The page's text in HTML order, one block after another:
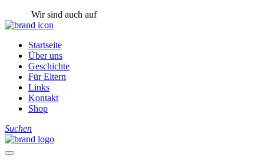
Wir sind auch auf
Startseite
Über uns
Geschichte
Für Eltern
Links
Kontakt
Shop
Suchen